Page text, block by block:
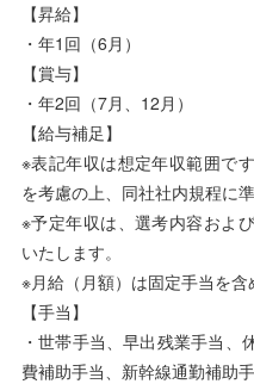
【昇給】
・年1回（6月）
【賞与】
・年2回（7月、12月）
【給与補足】
※表記年収は想定年収範囲で
を考慮の上、同社社内規程に
※予定年収は、選考内容およ
いたします。
※月給（月額）は固定手当を含
【手当】
・世帯手当、早出残業手当、
費補助手当、新幹線通勤補助